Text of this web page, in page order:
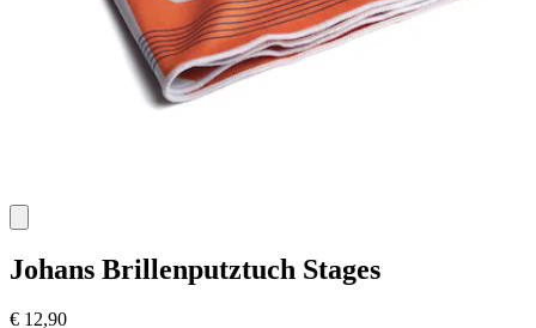
Johans Brillenputztuch Stages
€ 12,90